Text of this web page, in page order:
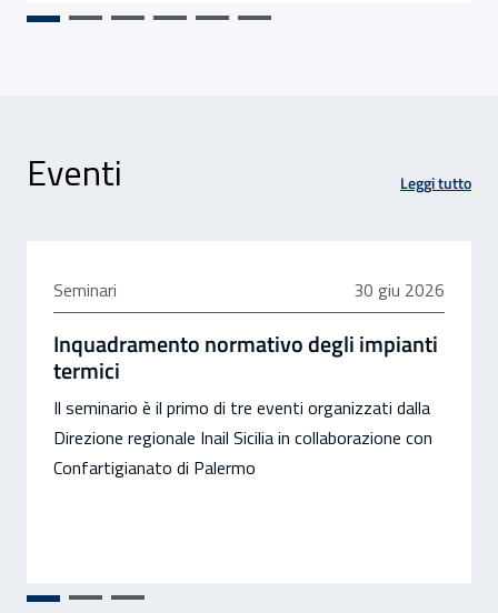
Eventi Leggi tutto
Seminari 30 giugno 2026
30 giu 2026
Inquadramento normativo degli impianti
termici
Il seminario è il primo di tre eventi organizzati dalla
Direzione regionale Inail Sicilia in collaborazione con
Confartigianato di Palermo